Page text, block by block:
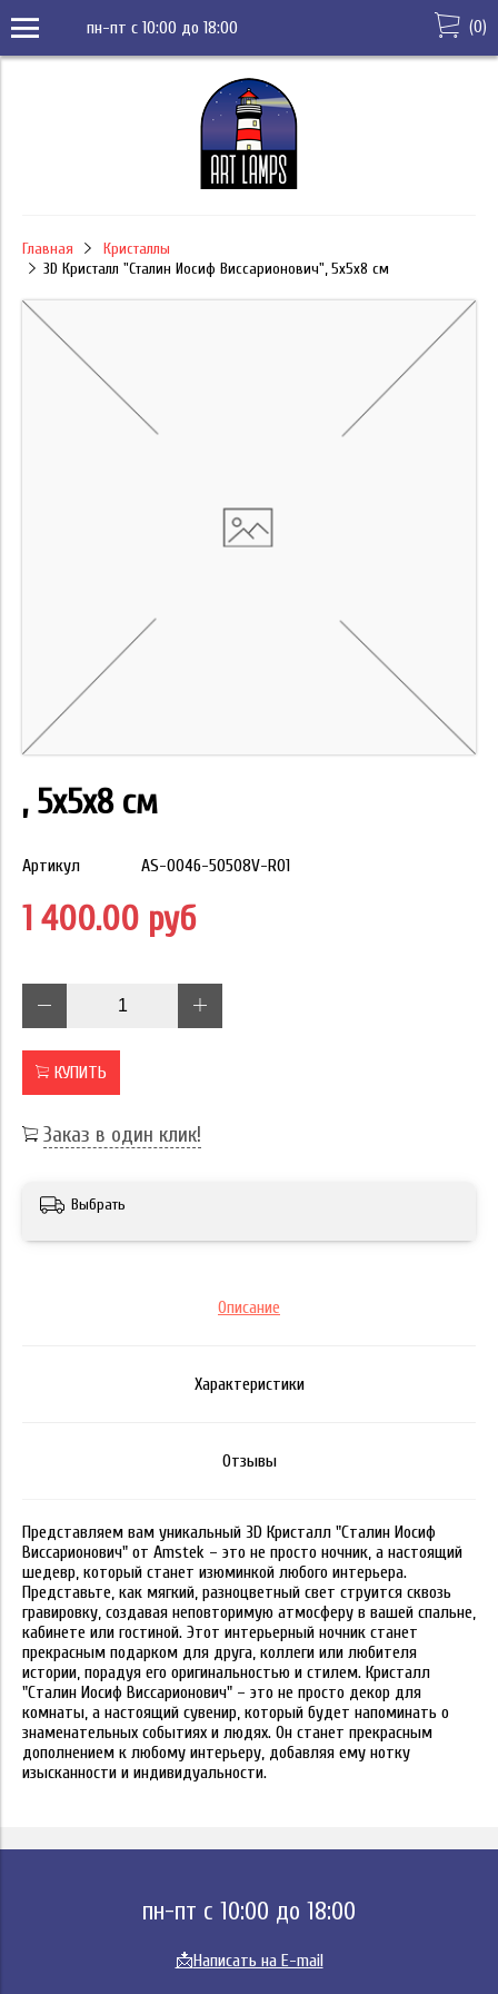
пн-пт с 10:00 до 18:00 (0)
Главная
Кристаллы
3D Кристалл "Сталин Иосиф Виссарионович", 5х5х8 см
, 5х5х8 см
Артикул AS-0046-50508V-R01
1 400.00 руб
КУПИТЬ
Заказ в один клик!
Выбрать
Описание
Характеристики
Отзывы
Представляем вам уникальный 3D Кристалл "Сталин Иосиф
Виссарионович" от Amstek – это не просто ночник, а настоящий
шедевр, который станет изюминкой любого интерьера.
Представьте, как мягкий, разноцветный свет струится сквозь
гравировку, создавая неповторимую атмосферу в вашей спальне,
кабинете или гостиной. Этот интерьерный ночник станет
прекрасным подарком для друга, коллеги или любителя
истории, порадуя его оригинальностью и стилем. Кристалл
"Сталин Иосиф Виссарионович" – это не просто декор для
комнаты, а настоящий сувенир, который будет напоминать о
знаменательных событиях и людях. Он станет прекрасным
дополнением к любому интерьеру, добавляя ему нотку
изысканности и индивидуальности.
пн-пт с 10:00 до 18:00
📩Написать на E-mail